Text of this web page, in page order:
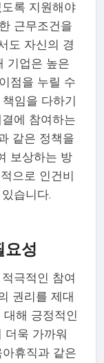
록 지원해야
근무조건을
도 자신의 경
기업은 높은
점을 누릴 수
임을 다하기
에 참여하는
같은 정책을
보상하는 방
으로 인건비
습니다.
요성
극적인 참여
권리를 제대
해 긍정적인
더욱 가까워
휴직과 같은